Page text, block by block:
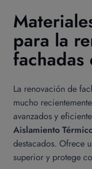
para la
fachadas
La renovación de
mucho
avanzados y
Aislamiento
destacados. Ofrece
superior y protege